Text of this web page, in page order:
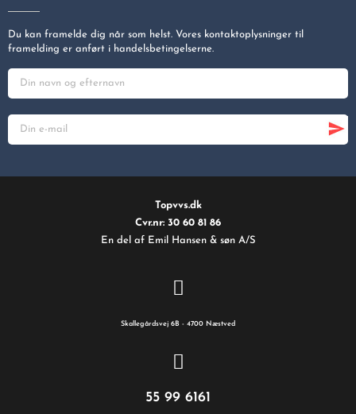
Du kan framelde dig når som helst. Vores kontaktoplysninger til
framelding er anført i handelsbetingelserne.
Topvvs.dk
Cvr.nr: 30 60 81 86
En del af Emil Hansen & søn A/S
Skallegårdsvej 6B - 4700 Næstved
55 99 6161